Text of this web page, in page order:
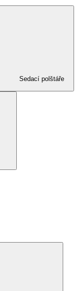
Sedací polštáře